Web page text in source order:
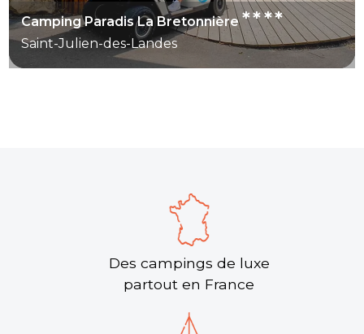
Camping Paradis La Bretonnière****
Saint-Julien-des-Landes
Des campings de luxe
partout en France